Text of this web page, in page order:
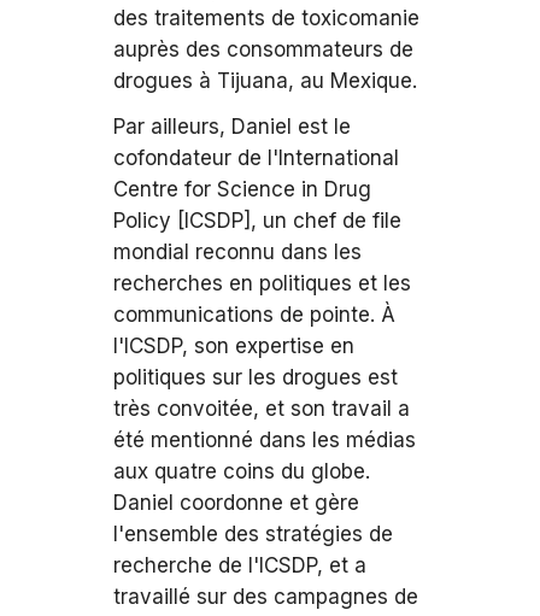
des traitements de toxicomanie
auprès des consommateurs de
drogues à Tijuana, au Mexique.
Par ailleurs, Daniel est le
cofondateur de l'International
Centre for Science in Drug
Policy [ICSDP], un chef de file
mondial reconnu dans les
recherches en politiques et les
communications de pointe. À
l'ICSDP, son expertise en
politiques sur les drogues est
très convoitée, et son travail a
été mentionné dans les médias
aux quatre coins du globe.
Daniel coordonne et gère
l'ensemble des stratégies de
recherche de l'ICSDP, et a
travaillé sur des campagnes de